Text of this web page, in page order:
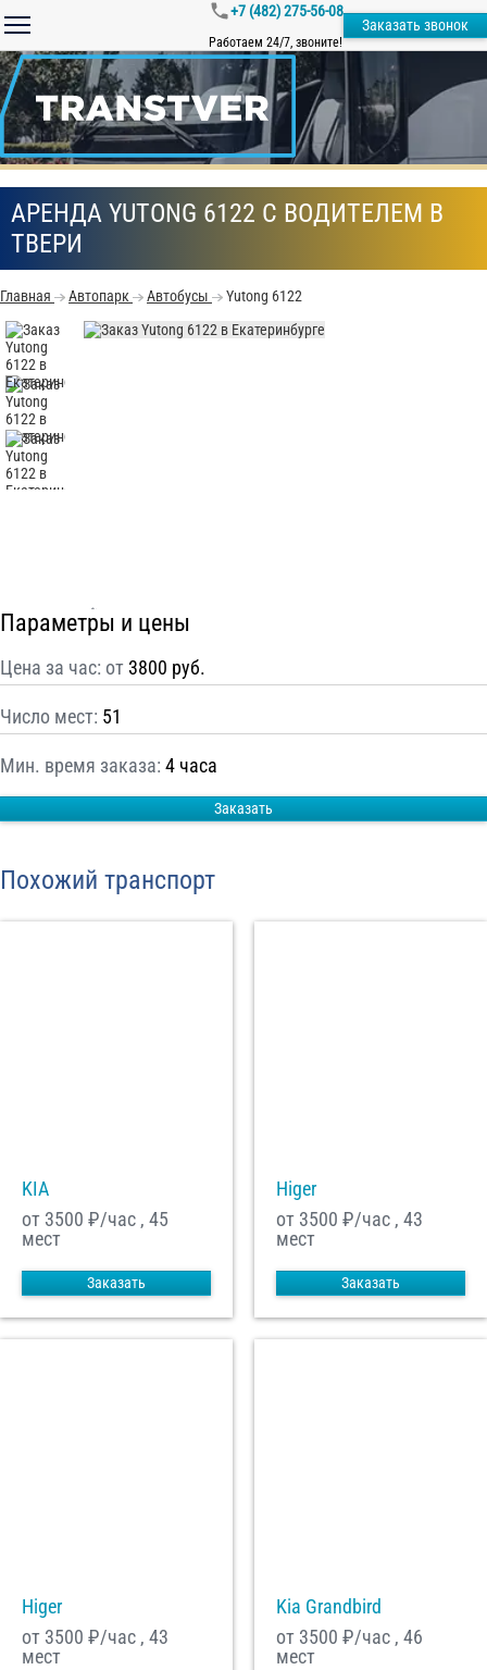
+7 (482) 275-56-08
Работаем 24/7, звоните!
Заказать звонок
АРЕНДА YUTONG 6122 С ВОДИТЕЛЕМ В
ТВЕРИ
Главная Автопарк Автобусы Yutong 6122
Параметры и цены
Цена за час: от 3800 руб.
Число мест: 51
Мин. время заказа: 4 часа
Заказать
Похожий транспорт
KIA
от 3500 ₽/час , 45
мест
Заказать
Higer
от 3500 ₽/час , 43
мест
Заказать
Higer
от 3500 ₽/час , 43
мест
Kia Grandbird
от 3500 ₽/час , 46
мест